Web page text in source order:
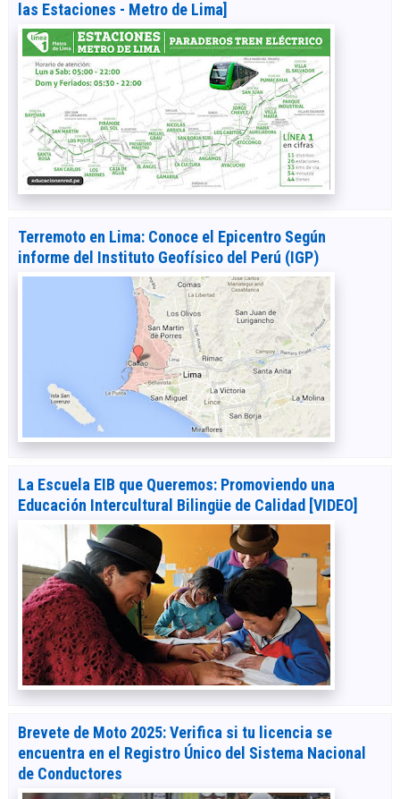
las Estaciones - Metro de Lima]
Terremoto en Lima: Conoce el Epicentro Según
informe del Instituto Geofísico del Perú (IGP)
La Escuela EIB que Queremos: Promoviendo una
Educación Intercultural Bilingüe de Calidad [VIDEO]
Brevete de Moto 2025: Verifica si tu licencia se
encuentra en el Registro Único del Sistema Nacional
de Conductores